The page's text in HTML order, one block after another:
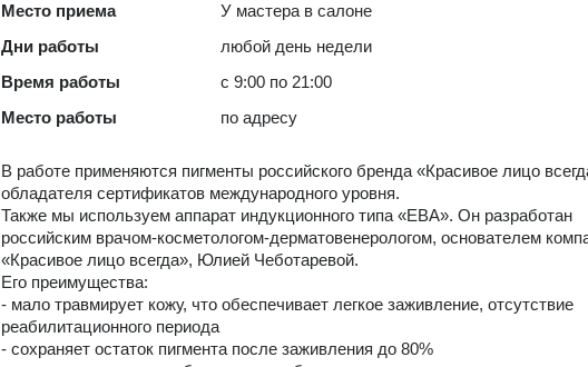
Место приема
У мастера в салоне
Дни работы
любой день недели
Время работы
с 9:00 по 21:00
Место работы
по адресу
В работе применяются пигменты российского бренда «Красивое лицо
обладателя сертификатов международного уровня.
Также мы используем аппарат индукционного типа «ЕВА». Он разработан
российским врачом-косметологом-дерматовенерологом, основателем
«Красивое лицо всегда», Юлией Чеботаревой.
Его преимущества:
- мало травмирует кожу, что обеспечивает легкое заживление, отсутствие
реабилитационного периода
- сохраняет остаток пигмента после заживления до 80%